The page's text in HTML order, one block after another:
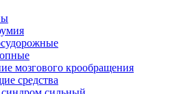
мозгового крообращения
средства